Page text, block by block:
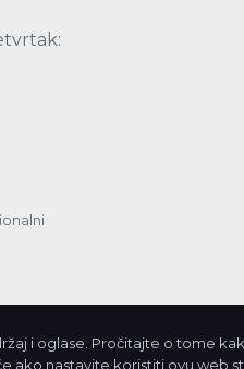
©
i oglase. Pročitajte o tome
ako nastavite koristiti ovu web